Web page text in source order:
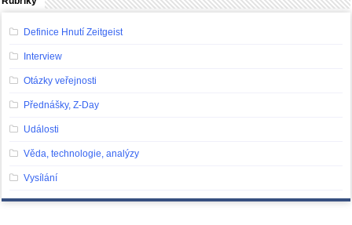
Definice Hnutí Zeitgeist
Interview
Otázky veřejnosti
Přednášky, Z-Day
Události
Věda, technologie, analýzy
Vysílání